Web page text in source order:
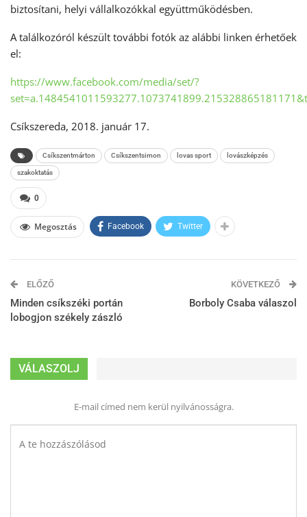
biztosítani, helyi vállalkozókkal együttműködésben.
A találkozóról készült további fotók az alábbi linken érhetőek
el:
https://www.facebook.com/media/set/?
Csíkszereda, 2018. január 17.
Csíkszentmárton Csíkszentsimon lovas sport lovászképzés
szakoktatás
0
Megosztás Facebook Twitter
ELŐZŐ
Minden csíkszéki portán
lobogjon székely zászló
KÖVETKEZŐ
Borboly Csaba válaszol
VÁLASZOLJ
E-mail címed nem kerül nyilvánosságra.